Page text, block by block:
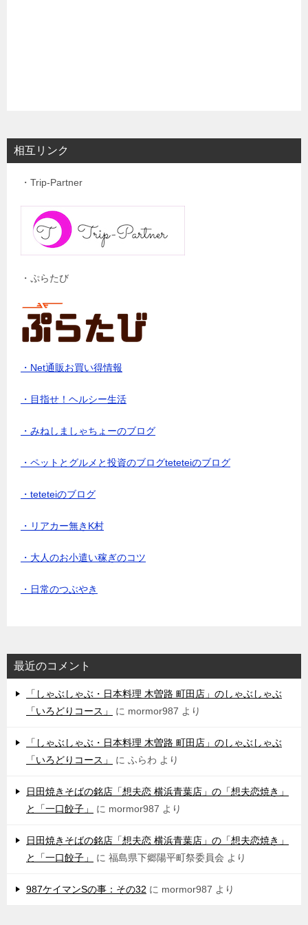
相互リンク
・Trip-Partner
・ぷらたび
・Net通販お買い得情報
・目指せ！ヘルシー生活
・みねしましゃちょーのブログ
・ペットとグルメと投資のブログteteteiのブログ
・teteteiのブログ
・リアカー無きK村
・大人のお小遣い稼ぎのコツ
・日常のつぶやき
最近のコメント
「しゃぶしゃぶ・日本料理 木曽路 町田店」のしゃぶしゃぶ
「いろどりコース」
に mormor987 より
「しゃぶしゃぶ・日本料理 木曽路 町田店」のしゃぶしゃぶ
「いろどりコース」
に ふらわ より
日田焼きそばの銘店「想夫恋 横浜青葉店」の「想夫恋焼き」
と「一口餃子」
に mormor987 より
日田焼きそばの銘店「想夫恋 横浜青葉店」の「想夫恋焼き」
と「一口餃子」
に 福島県下郷陽平町祭委員会 より
987ケイマンSの事：その32 に mormor987 より